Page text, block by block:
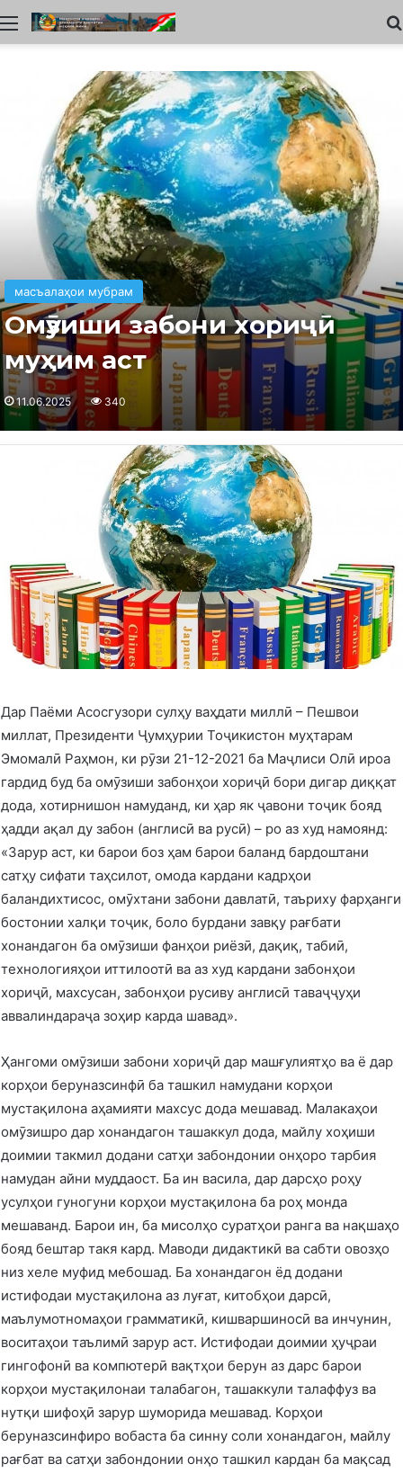
Меню
масъалаҳои мубрам
Омӯзиши забони хориҷӣ
муҳим аст
11.06.2025 340
Дар Паёми Асосгузори сулҳу ваҳдати миллӣ – Пешвои
миллат, Президенти Ҷумҳурии Тоҷикистон муҳтарам
Эмомалӣ Раҳмон, ки рӯзи 21-12-2021 ба Маҷлиси Олӣ ироа
гардид буд ба омӯзиши забонҳои хориҷӣ бори дигар диққат
дода, хотирнишон намуданд, ки ҳар як ҷавони тоҷик бояд
ҳадди ақал ду забон (англисӣ ва русӣ) – ро аз худ намоянд:
«Зарур аст, ки барои боз ҳам барои баланд бардоштани
сатҳу сифати таҳсилот, омода кардани кадрҳои
баландихтисос, омӯхтани забони давлатӣ, таъриху фарҳанги
бостонии халқи тоҷик, боло бурдани завқу рағбати
хонандагон ба омӯзиши фанҳои риёзӣ, дақиқ, табиӣ,
технологияҳои иттилоотӣ ва аз худ кардани забонҳои
хориҷӣ, махсусан, забонҳои русиву англисӣ таваҷҷуҳи
аввалиндараҷа зоҳир карда шавад».
Ҳангоми омӯзиши забони хориҷӣ дар машғулиятҳо ва ё дар
корҳои беруназсинфӣ ба ташкил намудани корҳои
мустақилона аҳамияти махсус дода мешавад. Малакаҳои
омӯзишро дар хонандагон ташаккул дода, майлу хоҳиши
доимии такмил додани сатҳи забондонии онҳоро тарбия
намудан айни муддаост. Ба ин васила, дар дарсҳо роҳу
усулҳои гуногуни корҳои мустақилона ба роҳ монда
мешаванд. Барои ин, ба мисолҳо суратҳои ранга ва нақшаҳо
бояд бештар такя кард. Маводи дидактикӣ ва сабти овозҳо
низ хеле муфид мебошад. Ба хонандагон ёд додани
истифодаи мустақилона аз луғат, китобҳои дарсӣ,
маълумотномаҳои грамматикӣ, кишваршиносӣ ва инчунин,
воситаҳои таълимӣ зарур аст. Истифодаи доимии ҳуҷраи
гингофонӣ ва компютерӣ вақтҳои берун аз дарс барои
корҳои мустақилонаи талабагон, ташаккули талаффуз ва
нутқи шифоҳӣ зарур шуморида мешавад. Корҳои
беруназсинфиро вобаста ба синну соли хонандагон, майлу
рағбат ва сатҳи забондонии онҳо ташкил кардан ба мақсад